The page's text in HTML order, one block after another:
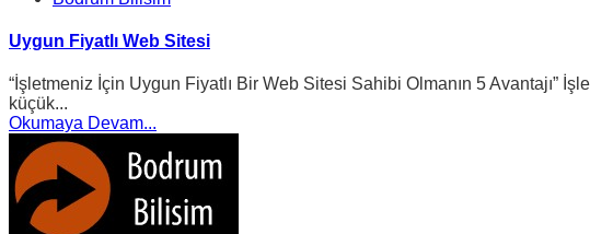
Uygun Fiyatlı Web Sitesi
“İşletmeniz İçin Uygun Fiyatlı Bir Web Sitesi Sahibi Olmanın 5 Avantajı”
küçük...
Okumaya Devam...